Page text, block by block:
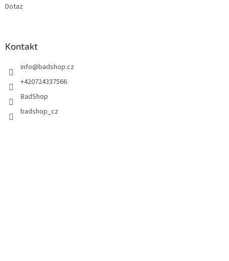
Dotaz
Kontakt
info@badshop.cz
+420724337566
BadShop
badshop_cz